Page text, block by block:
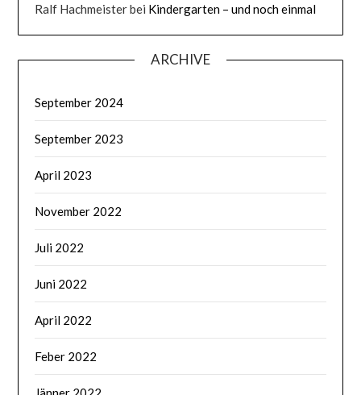
Ralf Hachmeisterbei Kindergarten – und noch einmal
ARCHIVE
September 2024
September 2023
April 2023
November 2022
Juli 2022
Juni 2022
April 2022
Feber 2022